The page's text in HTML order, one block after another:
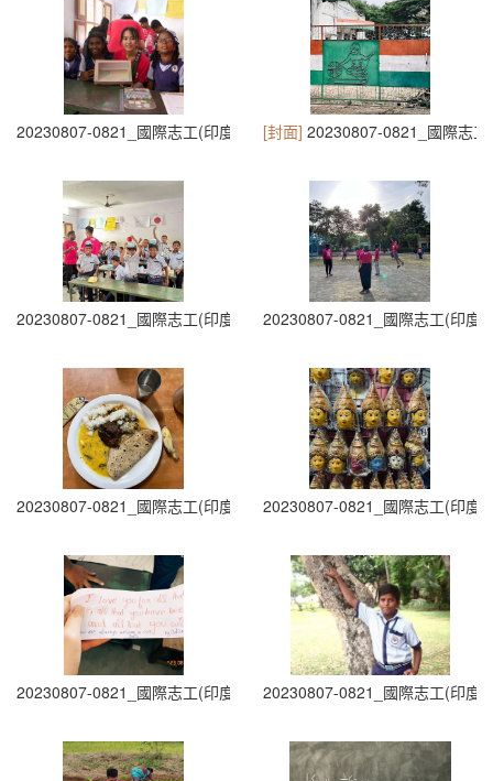
20230807-0821_國際志工(印度志工)出隊 (7)
[封面] 20230807-0821_國際志
20230807-0821_國際志工(印度志工)出隊 (9)20230807-0821_國際志工(印度
20230807-0821_國際志工(印度志工)出隊 (11)20230807-0821_國際志工(印度
20230807-0821_國際志工(印度志工)出隊 (13)20230807-0821_國際志工(印度